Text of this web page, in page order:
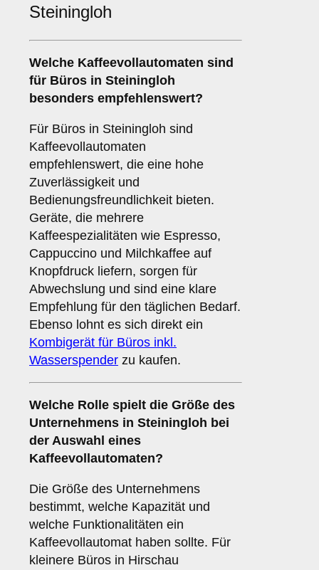
Steiningloh
Welche Kaffeevollautomaten sind
für Büros in Steiningloh
besonders empfehlenswert?
Für Büros in Steiningloh sind
Kaffeevollautomaten
empfehlenswert, die eine hohe
Zuverlässigkeit und
Bedienungsfreundlichkeit bieten.
Geräte, die mehrere
Kaffeespezialitäten wie Espresso,
Cappuccino und Milchkaffee auf
Knopfdruck liefern, sorgen für
Abwechslung und sind eine klare
Empfehlung für den täglichen Bedarf.
Ebenso lohnt es sich direkt ein
Kombigerät für Büros inkl.
Wasserspender zu kaufen.
Welche Rolle spielt die Größe des
Unternehmens in Steiningloh bei
der Auswahl eines
Kaffeevollautomaten?
Die Größe des Unternehmens
bestimmt, welche Kapazität und
welche Funktionalitäten ein
Kaffeevollautomat haben sollte. Für
kleinere Büros in Hirschau